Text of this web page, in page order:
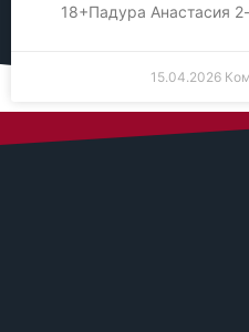
18+Падура Анастасия
15.04.2026